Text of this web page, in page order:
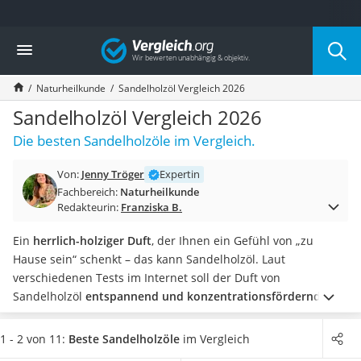
Die beliebtesten Vergleiche nach Kategorie
Drogerie
Inhalator
Haarschneider
Rollator
Braun Rasierer
Katzenklappe (Chip)
Masturbator
Massagepistole
Reisehaartrockner
Eiweißpulver
Magnesiumpräparat
Katzenklappe
Nackenmassagegerät
Zeckenschutz Katze
Vergleich
Naturheilkunde Sandelholzöl Vergleich 2026
Sandelholzöl Vergleich 2026
Die besten Sandelholzöle im Vergleich.
Von: Jenny Tröger
Expertin
Fachbereich: Naturheilkunde
Redakteurin: Franziska B.
Ein herrlich-holziger Duft, der Ihnen ein Gefühl von „zu
Hause sein“ schenkt – das kann Sandelholzöl. Laut
verschiedenen Tests im Internet soll der Duft von
Sandelholzöl entspannend und konzentrationsfördernd
wirken. Wenn Sie sich auch ein FläschchenWohlgefühl nach
Hause holenwollen, dann wählen Sie jetzt ein
1 - 2 von 11: Beste Sandelholzöle im Vergleich